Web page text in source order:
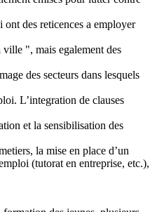
ont des reticences a employer
", mais egalement des
des secteurs dans lesquels
L’integration de clauses
et la sensibilisation des
la mise en place d’un
(tutorat en entreprise, etc.),